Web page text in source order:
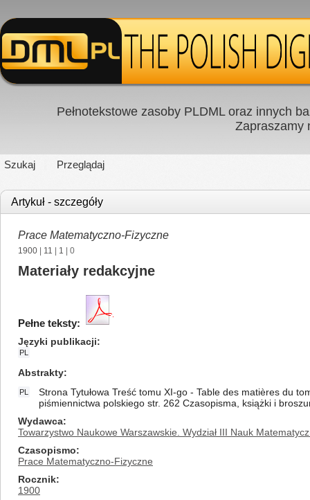
Pełnotekstowe zasoby PLDML oraz innych
Zapraszamy
Szukaj Przeglądaj
Artykuł - szczegóły
Prace Matematyczno-Fizyczne
1900 11 1 | 0
Materiały redakcyjne
Pełne teksty:
Języki publikacji
PL
Abstrakty
PL
Strona Tytułowa Treść tomu XI-go - Table des matières du
piśmiennictwa polskiego str. 262 Czasopisma, książki i
Wydawca
Towarzystwo Naukowe Warszawskie. Wydział III Nauk
Czasopismo
Prace Matematyczno-Fizyczne
Rocznik
1900